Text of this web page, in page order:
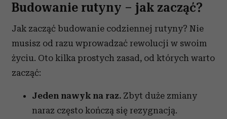
Budowanie rutyny – jak zacząć?
Jak zacząć budowanie codziennej rutyny? Nie
musisz od razu wprowadzać rewolucji w swoim
życiu. Oto kilka prostych zasad, od których warto
zacząć:
Jeden nawyk na raz. Zbyt duże zmiany
naraz często kończą się rezygnacją.